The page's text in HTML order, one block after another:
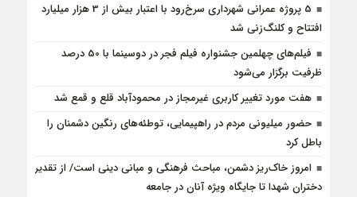
5 پروژه‌ عمرانی شهرداری سرخ‌رود با اعتبار بیش از 3 هزار میلیارد
افتتاح و کلنگ‌زنی شد
فیلم‌های چهلمین جشنواره فیلم فجر در دوسینما با 50 درصد
ظرفیت برگزار می‌شود
هفت مورد تغییر کاربری غیرمجاز در محمودآباد قلع و قمع شد
حضور میلیونی مردم در راهپیمایی، توطئه‌های رنگین دشمنان را
باطل کرد
امروز خاک‌ریز دشمن، مباحث فرهنگی و مبانی دینی است/ از تقدیر
دختران شهدا تا جایگاه ویژه آنان در جامعه